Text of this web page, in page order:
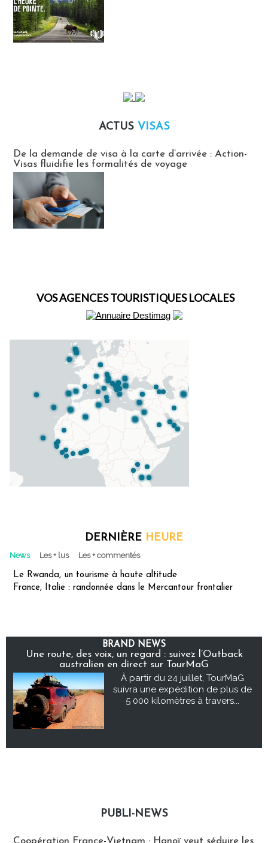
ACTUS VISAS
De la demande de visa à la carte d’arrivée : Action-
Visas fluidifie les formalités de voyage
VOS AGENCES TOURISTIQUES LOCALES
DERNIÈRE HEURE
News Les + lus Les + commentés
Le Rwanda, un tourisme à haute altitude
France, Italie : randonnée dans le Mercantour frontalier
BRAND NEWS
Une route, des voix, un regard : suivez l’Outback
australien en direct sur TourMaG
À partir du 24 juillet, TourMaG
suivra une expédition de plus de
5 000 kilomètres à travers...
PUBLI-NEWS
Coopération France-Vietnam : Hanoï veut séduire les